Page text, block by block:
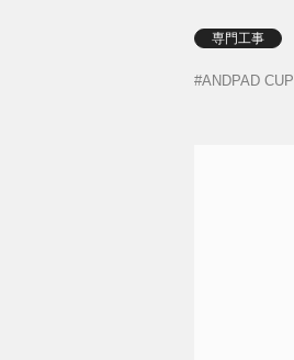
専門工事
ANDPAD CUP